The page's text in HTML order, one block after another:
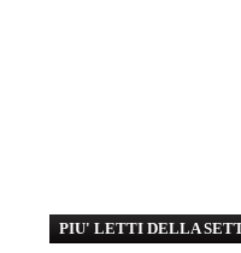
PIU' LETTI DELLA